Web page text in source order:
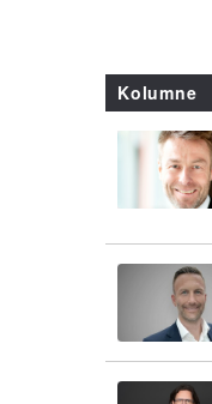
Kolumne